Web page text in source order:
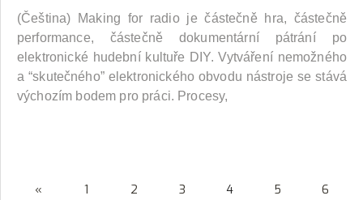
(Čeština) Making for radio je částečně hra, částečně
performance, částečně dokumentární pátrání po
elektronické hudební kultuře DIY. Vytváření nemožného
a “skutečného” elektronického obvodu nástroje se stává
výchozím bodem pro práci. Procesy,
« 1 2 3 4 5 6